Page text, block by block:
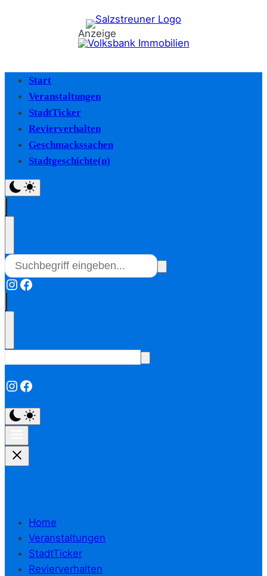
Anzeige
Start
Veranstaltungen
StadtTicker
Revierverhalten
Geschmackssachen
Stadtgeschichte(n)
Instagram
Facebook
Instagram
Facebook
Home
Veranstaltungen
StadtTicker
Revierverhalten